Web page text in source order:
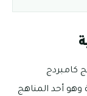
كامبردج
وهو أحد المناهج